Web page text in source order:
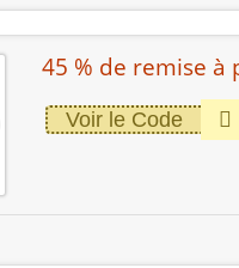
45 % de remise
Voir le Code